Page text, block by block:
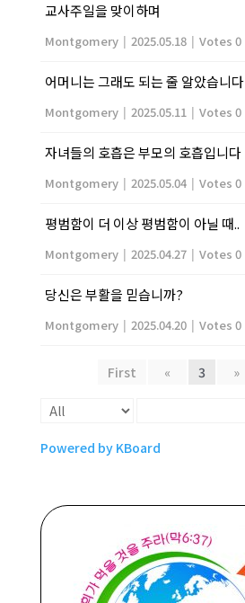
교사주일을 맞이하며
Montgomery | 2025.05.18 | Votes 0
어머니는 그래도 되는 줄 알았습니다
Montgomery | 2025.05.11 | Votes 0
자녀들의 호흡은 부모의 호흡입니다
Montgomery | 2025.05.04 | Votes 0
평범함이 더 이상 평범함이 아닐 때..
Montgomery | 2025.04.27 | Votes 0
당신은 부활을 믿습니까?
Montgomery | 2025.04.20 | Votes 0
First « 3 »
Powered by KBoard